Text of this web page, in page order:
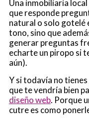
Una inmobiliaria
que responde
natural o solo gotelé
tono, sino que
generar preguntas
echarte un piropo si
aún).
Y si todavía no
que te vendría bien
diseño web. Porque
cutre es como